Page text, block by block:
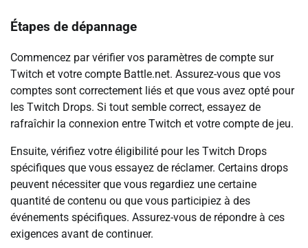
Étapes de dépannage
Commencez par vérifier vos paramètres de compte sur
Twitch et votre compte Battle.net. Assurez-vous que vos
comptes sont correctement liés et que vous avez opté pour
les Twitch Drops. Si tout semble correct, essayez de
rafraîchir la connexion entre Twitch et votre compte de jeu.
Ensuite, vérifiez votre éligibilité pour les Twitch Drops
spécifiques que vous essayez de réclamer. Certains drops
peuvent nécessiter que vous regardiez une certaine
quantité de contenu ou que vous participiez à des
événements spécifiques. Assurez-vous de répondre à ces
exigences avant de continuer.